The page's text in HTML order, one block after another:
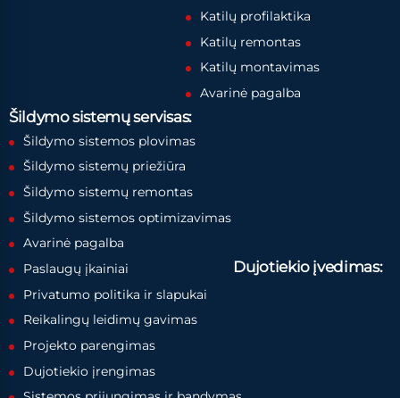
Katilų profilaktika
Katilų remontas
Katilų montavimas
Avarinė pagalba
Šildymo sistemų servisas:
Šildymo sistemos plovimas
Šildymo sistemų priežiūra
Šildymo sistemų remontas
Šildymo sistemos optimizavimas
Avarinė pagalba
Paslaugų įkainiai
Privatumo politika ir slapukai
Dujotiekio įvedimas:
Reikalingų leidimų gavimas
Projekto parengimas
Dujotiekio įrengimas